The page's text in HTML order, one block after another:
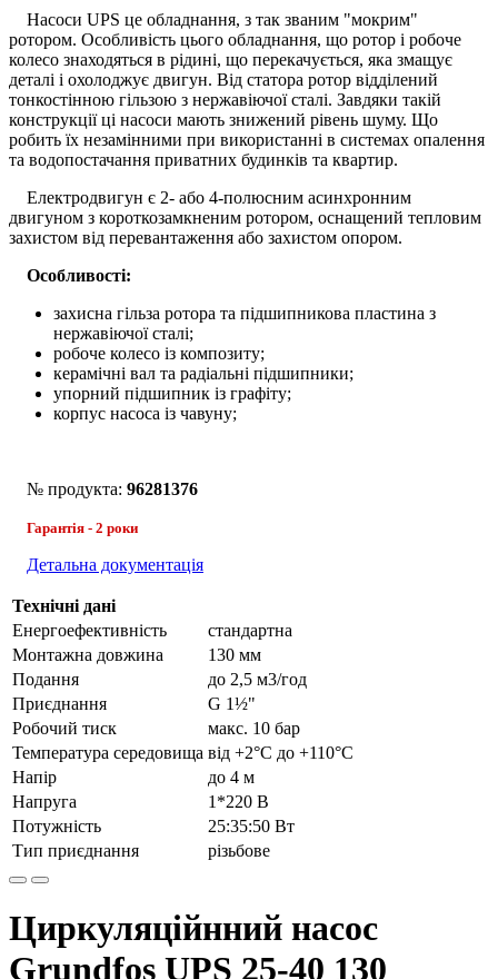
Насоси UPS це обладнання, з так званим "мокрим"
ротором. Особливість цього обладнання, що ротор і робоче
колесо знаходяться в рідині, що перекачується, яка змащує
деталі і охолоджує двигун. Від статора ротор відділений
тонкостінною гільзою з нержавіючої сталі. Завдяки такій
конструкції ці насоси мають знижений рівень шуму. Що
робить їх незамінними при використанні в системах опалення
та водопостачання приватних будинків та квартир.
Електродвигун є 2- або 4-полюсним асинхронним
двигуном з короткозамкненим ротором, оснащений тепловим
захистом від перевантаження або захистом опором.
Особливості:
захисна гільза ротора та підшипникова пластина з
нержавіючої сталі;
робоче колесо із композиту;
керамічні вал та радіальні підшипники;
упорний підшипник із графіту;
корпус насоса із чавуну;
№ продукта: 96281376
Гарантія - 2 роки
Детальна документація
Технічні дані
Енергоефективність
стандартна
Монтажна довжина
130 мм
Подання
до 2,5 м3/год
Приєднання
G 1½"
Робочий тиск
макс. 10 бар
Температура середовища від +2°С до +110°С
Напір
до 4 м
Напруга
1*220 В
Потужність
25:35:50 Вт
Тип приєднання
різьбове
Циркуляційнний насос
Grundfos UPS 25-40 130